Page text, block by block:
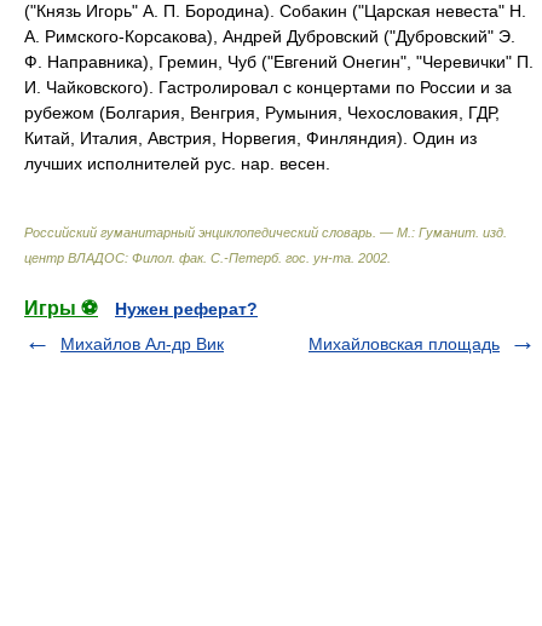
("Князь Игорь" А. П. Бородина). Собакин ("Царская невеста" Н.
А. Римского-Корсакова), Андрей Дубровский ("Дубровский" Э.
Ф. Направника), Гремин, Чуб ("Евгений Онегин", "Черевички" П.
И. Чайковского). Гастролировал с концертами по России и за
рубежом (Болгария, Венгрия, Румыния, Чехословакия, ГДР,
Китай, Италия, Австрия, Норвегия, Финляндия). Один из
лучших исполнителей рус. нар. весен.
Российский гуманитарный энциклопедический словарь. — М.: Гуманит. изд.
центр ВЛАДОС: Филол. фак. С.-Петерб. гос. ун-та 2002
Игры ⚽
Нужен реферат?
Михайлов Ал-др Вик
Михайловская площадь